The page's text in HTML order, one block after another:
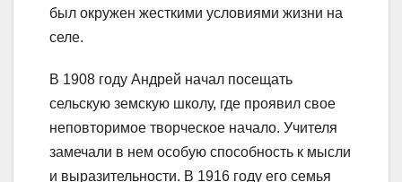
был окружен жесткими условиями жизни на
селе.
В 1908 году Андрей начал посещать
сельскую земскую школу, где проявил свое
неповторимое творческое начало. Учителя
замечали в нем особую способность к мысли
и выразительности. В 1916 году его семья